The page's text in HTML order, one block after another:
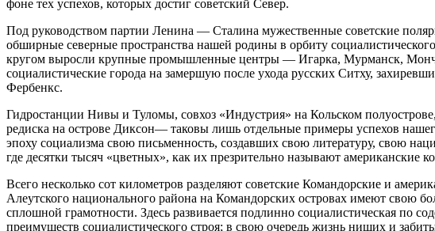
фоне тех успехов, которых достиг советский Север.
Под руководством партии Ленина — Сталина мужественные советские
обширные северные пространства нашей родины в орбиту
кругом выросли крупные промышленные центры — Игарка, Мурманск,
социалистические города на замершую после ухода русских Ситху,
Фербенкс.
Гидростанции Нивы и Туломы, совхоз «Индустрия» на Кольском
редиска на острове Диксон— таковы лишь отдельные примеры успехов
эпоху социализма свою письменность, создавших свою литературу, свою
где десятки тысяч «цветных», как их презрительно называют американские
Всего несколько сот километров разделяют советские Командорские и
Алеутского национального района на Командорских островах имеют свою
сплошной грамотности. Здесь развивается подлинно социалистическая по
преимуществ социалистического строя; в свою очередь жизнь нищих и